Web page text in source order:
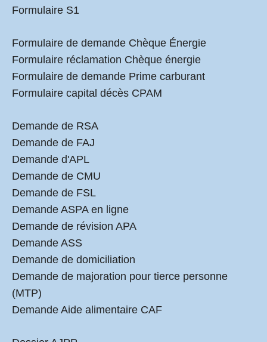
Formulaire S1
Formulaire de demande Chèque Énergie
Formulaire réclamation Chèque énergie
Formulaire de demande Prime carburant
Formulaire capital décès CPAM
Demande de RSA
Demande de FAJ
Demande d'APL
Demande de CMU
Demande de FSL
Demande ASPA en ligne
Demande de révision APA
Demande ASS
Demande de domiciliation
Demande de majoration pour tierce personne
(MTP)
Demande Aide alimentaire CAF